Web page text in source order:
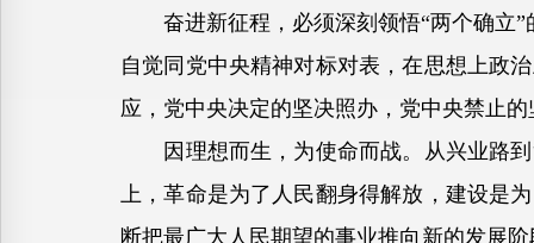
奋进新征程，必须深刻领悟“两个确立”
自觉同党中央精神对标对表，在思想上政
应，党中央决定的坚决照办，党中央禁止
因理想而生，为使命而战。从兴业路到
上，革命是为了人民翻身得解放，建设是
断把最广大人民期望的事业推向新的发展